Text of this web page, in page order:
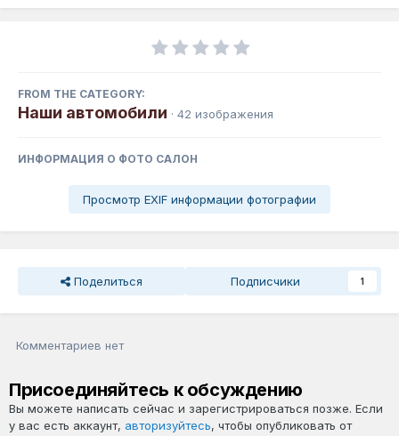
FROM THE CATEGORY:
Наши автомобили · 42 изображения
ИНФОРМАЦИЯ О ФОТО САЛОН
Просмотр EXIF информации фотографии
Поделиться Подписчики 1
Комментариев нет
Присоединяйтесь к обсуждению
Вы можете написать сейчас и зарегистрироваться позже. Если
у вас есть аккаунт, авторизуйтесь, чтобы опубликовать от